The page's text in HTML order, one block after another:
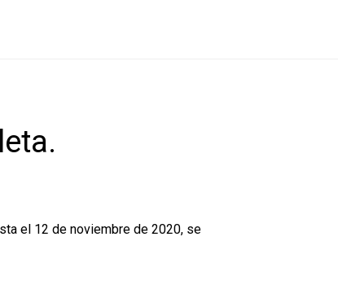
el 12 de noviembre de 2020, se